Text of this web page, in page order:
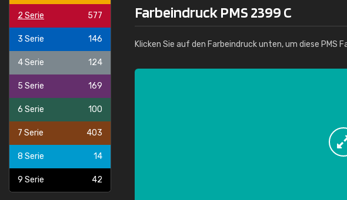
2 Serie 577
3 Serie 146
4 Serie 124
5 Serie 169
6 Serie 100
7 Serie 403
8 Serie 14
9 Serie 42
Farbeindruck PMS 2399 C
Klicken Sie auf den Farbeindruck unten, um diese PMS